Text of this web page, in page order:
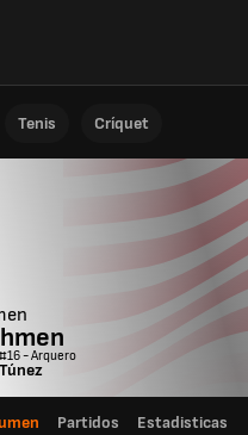
Tenis Críquet
#16 - Arquero
Túnez
Partidos Estadisticas